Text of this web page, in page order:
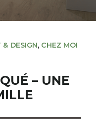
DESIGN, CHEZ MOI
– UNE